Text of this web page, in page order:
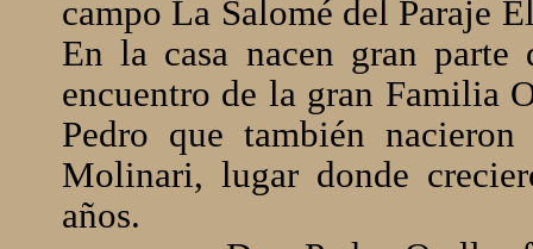
campo La Salomé del Paraje
En la casa nacen gran
encuentro de la gran Familia
Pedro que también
Molinari, lugar donde
años.